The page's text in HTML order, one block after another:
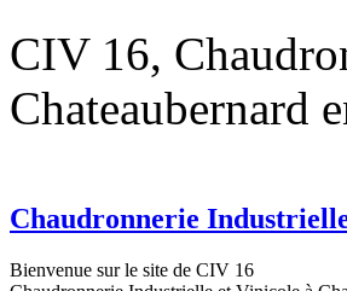
CIV 16,
Chateaubernard
Chaudronnerie
Bienvenue sur le site de CIV 16